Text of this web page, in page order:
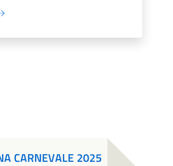
CARNEVALE 2025